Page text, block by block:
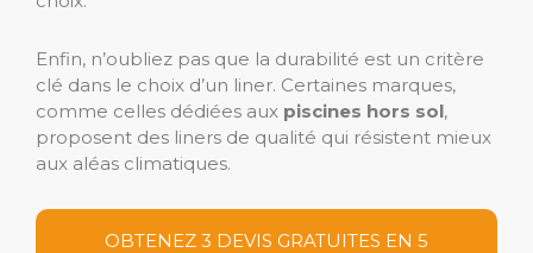
Enfin, n’oubliez pas que la durabilité est un critère
clé dans le choix d’un liner. Certaines marques,
comme celles dédiées aux piscines hors sol,
proposent des liners de qualité qui résistent mieux
aux aléas climatiques.
OBTENEZ 3 DEVIS GRATUITES EN 5